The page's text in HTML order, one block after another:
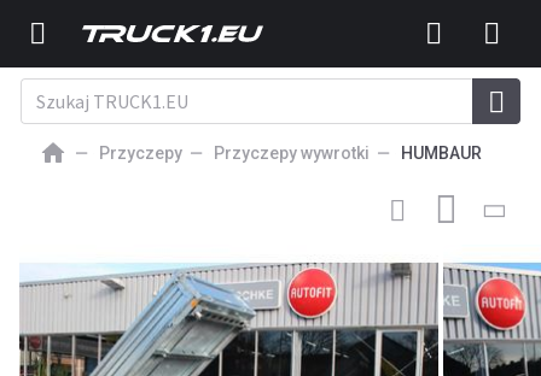
Przyczepy Przyczepy wywrotki HUMBAUR
Humbaur HTK 3500.37